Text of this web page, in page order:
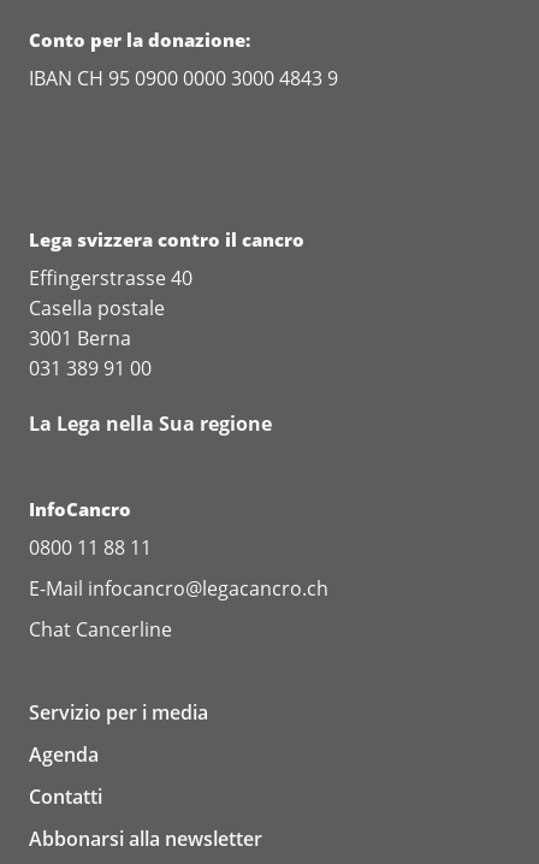
Conto per la donazione:
IBAN CH 95 0900 0000 3000 4843 9
Lega svizzera contro il cancro
Effingerstrasse 40
Casella postale
3001 Berna
031 389 91 00
La Lega nella Sua regione
InfoCancro
0800 11 88 11
E-Mail infocancro@legacancro.ch
Chat Cancerline
Servizio per i media
Agenda
Contatti
Abbonarsi alla newsletter